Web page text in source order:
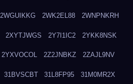
2WGUIKKG 2WK2EL88 2WNPNKRH
2XYTJWGS 2Y7I1IC2 2YKK8NSK
2YXVOCOL 2Z2JNBKZ 2ZAJL9NV
31BVSCBT 31L8FP95 31M0MR2X